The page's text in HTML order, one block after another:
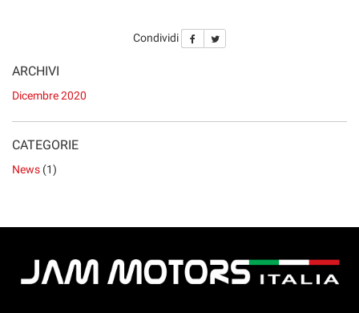
Condividi
ARCHIVI
Dicembre 2020
CATEGORIE
News (1)